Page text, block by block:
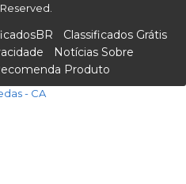
Classificados Grátis
Notícias Sobre
Produto
- CA